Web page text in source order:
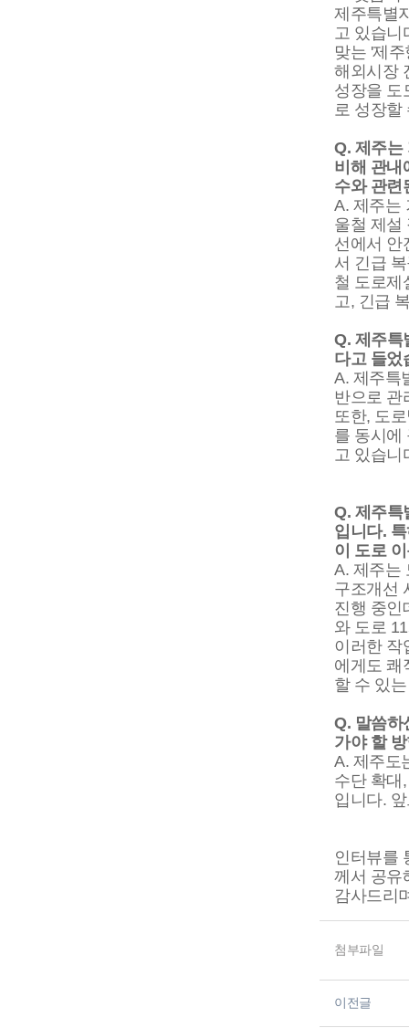
제주특별
고 있습니
맞는 '제
해외시장
성장을 도
로 성장할
Q. 제주는
비해 관내
수와 관련
A. 제주는
울철 제설
선에서 안
서 긴급
철 도로제
고, 긴급
Q. 제주특
다고 들었
A. 제주특
반으로 관
또한, 도
를 동시에
고 있습니
Q. 제주특
입니다.
이 도로
A. 제주는
구조개선
진행 중인
와 도로
이러한 작
에게도 쾌
할 수 있
Q. 말씀하
가야 할
A. 제주도
수단 확대
입니다.
인터뷰를
께서 공유
감사드리
첨부파일
이전글